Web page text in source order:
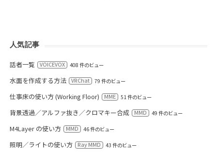
人気記事
話者一覧 VOICEVOX 408 件のビュー
水面を作成する方法 VRChat 79 件のビュー
仕事床の使い方 (Working Floor) MME 51 件のビュー
背景透過／アルファ抜き／クロマキー合成 MMD 49 件のビュー
M4Layer の使い方 MMD 46 件のビュー
照明／ライトの使い方 Ray MMD 43 件のビュー